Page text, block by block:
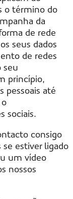
o término do
da
de rede
seus dados
de redes
seu
princípio,
pessoais até
sociais.
consigo
se estiver ligado
um vídeo
nossos